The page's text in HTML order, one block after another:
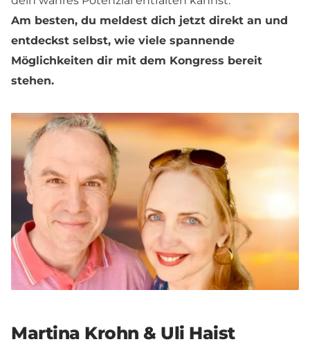
Am besten, du meldest dich jetzt direkt an und
entdeckst selbst, wie viele spannende
Möglichkeiten dir mit dem Kongress bereit
stehen.
Martina Krohn & Uli Haist